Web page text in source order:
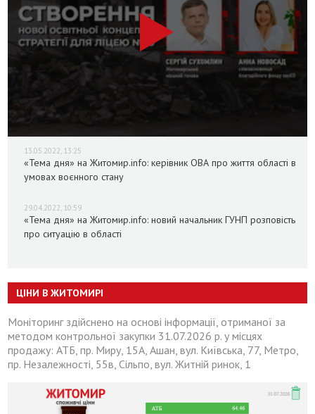
13.05.2022, 13:25
«Тема дня» на Житомир.info: керівник ОВА про життя області в
умовах воєнного стану
29.04.2022, 10:59
«Тема дня» на Житомир.info: новий начальник ГУНП розповість
про ситуацію в області
ЦІНИ В ЖИТОМИРІ
Моніторинг здійснено на основі інформації, отриманої за
методом контрольної закупки 31.07.2026 р. у місцях
продажу: АТБ, пр. Миру, 15А, Ашан, вул. Київська, 77, Метро,
пр. Незалежності, 55в, Сільпо, вул. Житній ринок, 1